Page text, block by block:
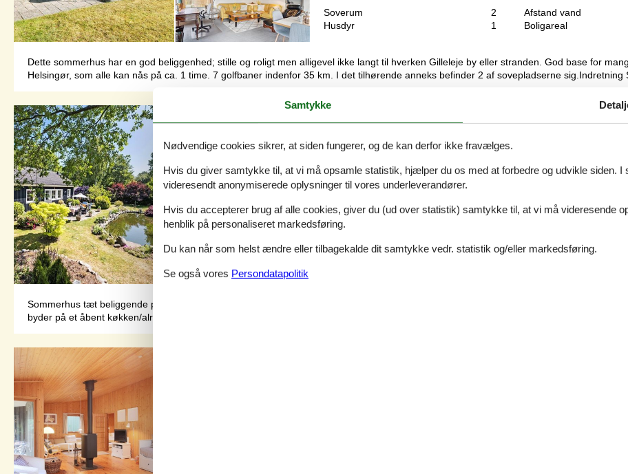
Soverum
2
Husdyr
1
Afstand vand
Boligareal
Dette sommerhus har en god beliggenhed; stille og roligt men alligevel ikke langt til hverken Gilleleje by eller stranden. God base for
Helsingør, som alle kan nås på ca. 1 time. 7 golfbaner indenfor 35 km. I det tilhørende anneks befinder 2 af sovepladserne sig.Indretning
Sommerhus med stor have nær
Egernvej - 3250 - Gilleleje
6 personer
Soverum
3
Afstand vand
Sommerhus tæt beliggende på Nakkehoved Fyr i Gilleleje på en rolig og fredelig vej. Her er du tæt på Gilleleje by, hvor der er gode
byder på et åbent køkken/alrum, hvor der er spisebord, sofakrog med TV og et stort køkken med alt der skal til for at lave et fantastisk
Samtykke
Nødvendige cookies sikrer, at siden fungerer, og de kan derfor ikke fravælges.
Hvis du giver samtykke til, at vi må opsamle statistik, hjælper du os med at forbedre og udvikle siden. I
videresendt anonymiserede oplysninger til vores underleverandører.
Hvis du accepterer brug af alle cookies, giver du (ud over statistik) samtykke til, at vi må videresende
henblik på personaliseret markedsføring.
Du kan når som helst ændre eller tilbagekalde dit samtykke vedr. statistik og/eller markedsføring.
Se også vores Persondatapolitik